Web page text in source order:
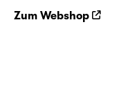
Zum Webshop